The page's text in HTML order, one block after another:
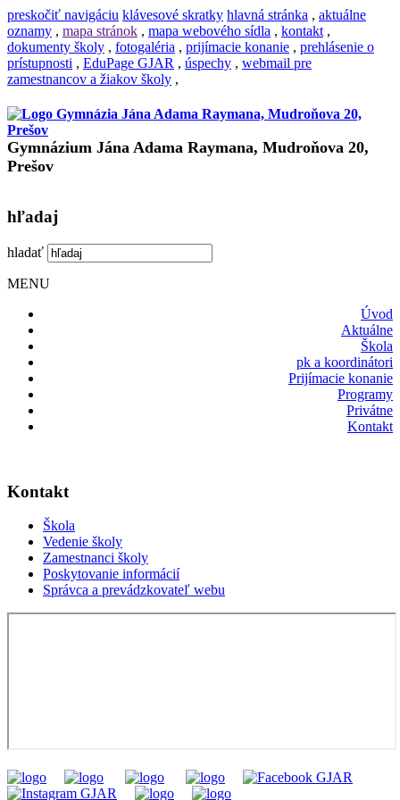
preskočiť navigáciu klávesové skratky hlavná stránka , aktuálne
oznamy , mapa stránok , mapa webového sídla , kontakt ,
dokumenty školy , fotogaléria , prijímacie konanie , prehlásenie o
prístupnosti , EduPage GJAR , úspechy , webmail pre
zamestnancov a žiakov školy ,
Gymnázium Jána Adama Raymana, Mudroňova 20,
Prešov
hľadaj
hladať
MENU
Úvod
Aktuálne
Škola
pk a koordinátori
Prijímacie konanie
Programy
Privátne
Kontakt
Kontakt
Škola
Vedenie školy
Zamestnanci školy
Poskytovanie informácií
Správca a prevádzkovateľ webu